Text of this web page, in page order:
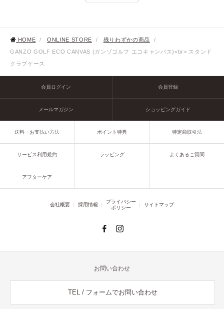
HOME / ONLINE STORE / 残りわずかの商品
/
GANZO GOLF ECO CANVAS (ガンゾゴルフ エコキャンバス)<br> スタンド
クラブケース
会員ログイン 会員登録
メールマガジン ショッピングガイド
送料・お支払い方法 ポイント特典 特定商取引法
サービス利用規約 ラッピング よくあるご質問
アフターケア
会社概要 採用情報
プライバシー
ポリシー
サイトマップ
お問い合わせ
TEL / フォームでお問い合わせ